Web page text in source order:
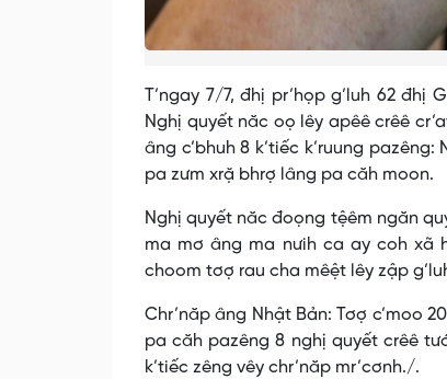
T’ngay 7/7, đhị pr’họp g’luh 62
Nghị quyết năc oọ lêy apêê crêê
âng c’bhuh 8 k’tiếc k’ruung
pa zưm xrặ bhrợ lâng pa căh moon.
Nghị quyết năc đoọng tệêm ngăn
ma mơ âng ma nưih ca ay coh xã
choom tơợ rau cha mêệt lêy zập
Chr’năp âng Nhật Bản: Tơợ c’moo
pa căh pazêng 8 nghị quyết crêê
k’tiếc zêng vêy chr’năp mr’cơnh./.